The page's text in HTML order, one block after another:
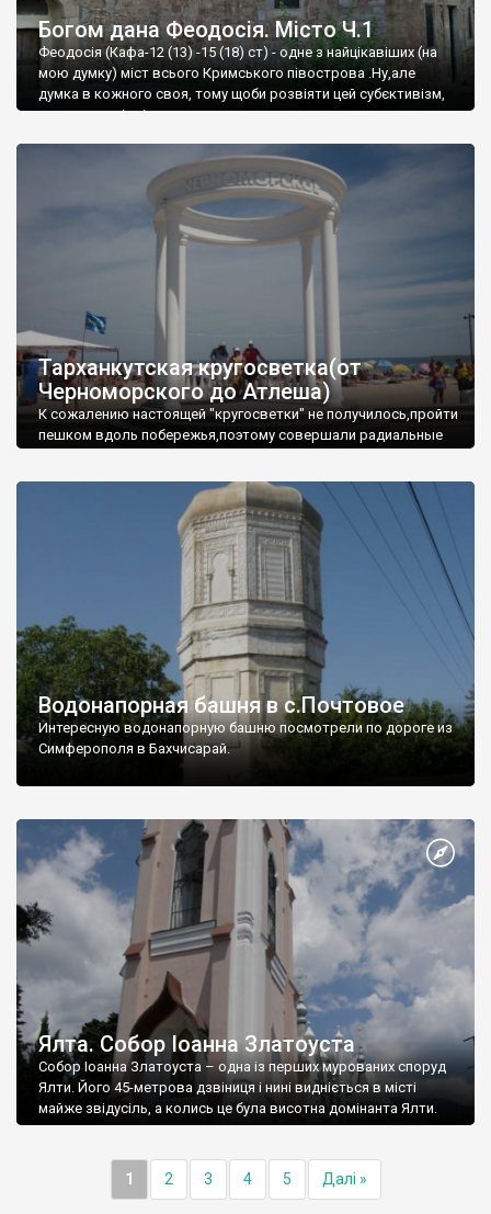
Богом дана Феодосія. Місто Ч.1
Феодосія (Кафа-12 (13) -15 (18) ст) - одне з найцікавіших (на
мою думку) міст всього Кримського півострова .Ну,але
думка в кожного своя, тому щоби розвіяти цей субєктивізм,
запрошую відвідати це
Тарханкутская кругосветка(от
Черноморского до Атлеша)
К сожалению настоящей "кругосветки" не получилось,пройти
пешком вдоль побережья,поэтому совершали радиальные
Водонапорная башня в с.Почтовое
Интересную водонапорную башню посмотрели по дороге из
Симферополя в Бахчисарай.
Ялта. Собор Іоанна Златоуста
Собор Іоанна Златоуста – одна із перших мурованих споруд
Ялти. Його 45-метрова дзвіниця і нині видніється в місті
майже звідусіль, а колись це була висотна домінанта Ялти.
1 2 3 4 5 Далі »